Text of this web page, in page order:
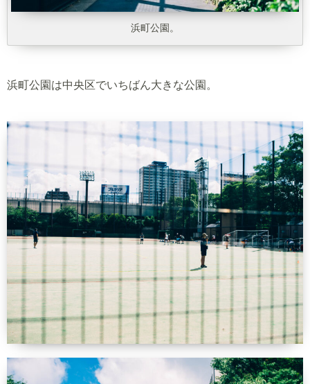
浜町公園。
浜町公園は中央区でいちばん大きな公園。